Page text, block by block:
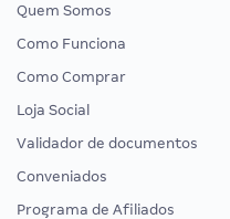
Quem Somos
Como Funciona
Como Comprar
Loja Social
Validador de documentos
Conveniados
Programa de Afiliados